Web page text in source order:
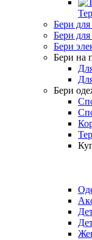
Бери
Бери для
Бери
Бери на
Бери